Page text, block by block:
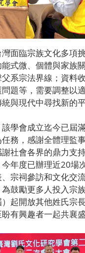
面臨宗族文化多項
式微、個體與家族
系宗法界線；資料
題等，需要調整以
與現代中尋找新的平
學會成立迄今已屆
務，感謝全體理監
社會各界的鼎力支
年度已辦理近20場
宗祠參訪和文化交
鼓勵更多人投入宗
起開放其他姓氏宗
有興趣者一起共襄盛